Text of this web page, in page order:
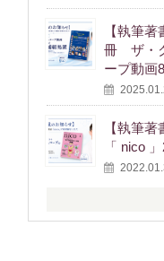
【執筆
冊 ザ・
ープ動画
【執筆
「 nico